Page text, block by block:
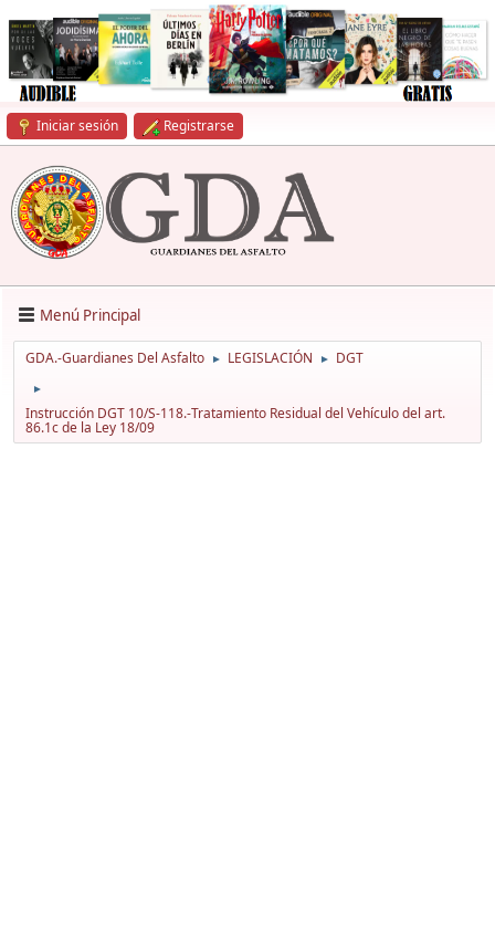
Iniciar sesión Registrarse
Menú Principal
GDA.-Guardianes Del Asfalto ► LEGISLACIÓN ► DGT
►
Instrucción DGT 10/S-118.-Tratamiento Residual del Vehículo del art.
86.1c de la Ley 18/09